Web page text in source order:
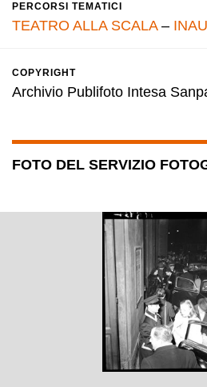
PERCORSI TEMATICI
TEATRO ALLA SCALA–
COPYRIGHT
Archivio Publifoto Intesa
FOTO DEL SERVIZIO